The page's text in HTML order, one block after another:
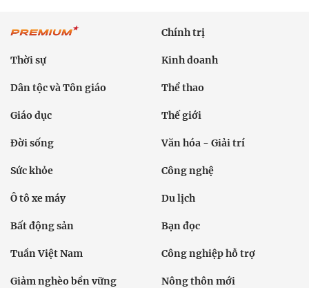
Chính trị
Thời sự Kinh doanh
Dân tộc và Tôn giáo Thể thao
Giáo dục Thế giới
Đời sống Văn hóa - Giải trí
Sức khỏe Công nghệ
Ô tô xe máy Du lịch
Bất động sản Bạn đọc
Tuần Việt Nam Công nghiệp hỗ trợ
Giảm nghèo bền vững Nông thôn mới